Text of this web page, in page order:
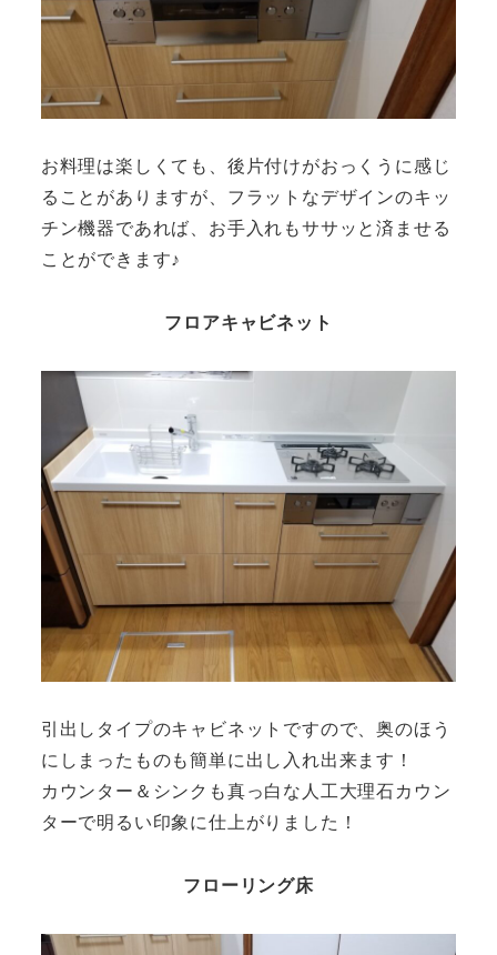
お料理は楽しくても、後片付けがおっくうに感じ
ることがありますが、フラットなデザインのキッ
チン機器であれば、お手入れもササッと済ませる
ことができます♪
フロアキャビネット
引出しタイプのキャビネットですので、奥のほう
にしまったものも簡単に出し入れ出来ます！
カウンター＆シンクも真っ白な人工大理石カウン
ターで明るい印象に仕上がりました！
フローリング床